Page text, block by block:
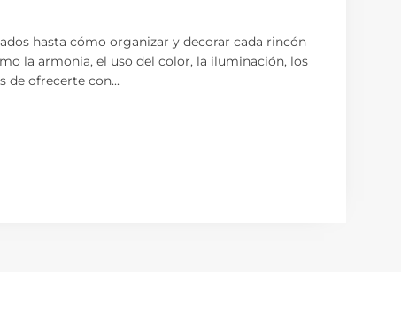
hasta cómo organizar y decorar cada rincón
la armonia, el uso del color, la iluminación, los
de ofrecerte con...